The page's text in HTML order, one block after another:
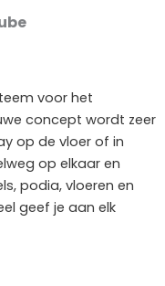
voor het
concept wordt zeer
op de vloer of in
op elkaar en
podia, vloeren en
geef je aan elk